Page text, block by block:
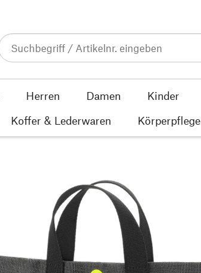
Herren Damen Kinder
Koffer & Lederwaren Körperpflege